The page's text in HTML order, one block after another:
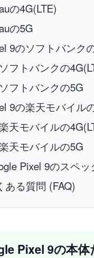
の4G(LTE)
の5G
9のソフトバンク
ソフトバンクの
ソフトバンクの5G
9の楽天モバイル
天モバイルの
天モバイルの5G
Pixel 9のスペ
ある質問 (FAQ)
Pixel 9の本体